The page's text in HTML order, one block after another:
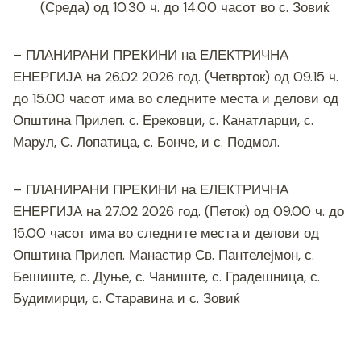
(Среда) од 10.30 ч. до 14.00 часот во с. Зовиќ
– ПЛАНИРАНИ ПРЕКИНИ на ЕЛЕКТРИЧНА
ЕНЕРГИЈА на 26.02 2026 год. (Четврток) од 09.15 ч.
до 15.00 часот има во следните места и делови од
Општина Прилеп. с. Ерековци, с. Канатларци, с.
Марул, С. Лопатица, с. Бонче, и с. Подмол.
– ПЛАНИРАНИ ПРЕКИНИ на ЕЛЕКТРИЧНА
ЕНЕРГИЈА на 27.02 2026 год. (Петок) од 09.00 ч. до
15.00 часот има во следните места и делови од
Општина Прилеп. Манастир Св. Пантелејмон, с.
Бешиште, с. Дуње, с. Чаниште, с. Градешница, с.
Будимирци, с. Старавина и с. Зовиќ